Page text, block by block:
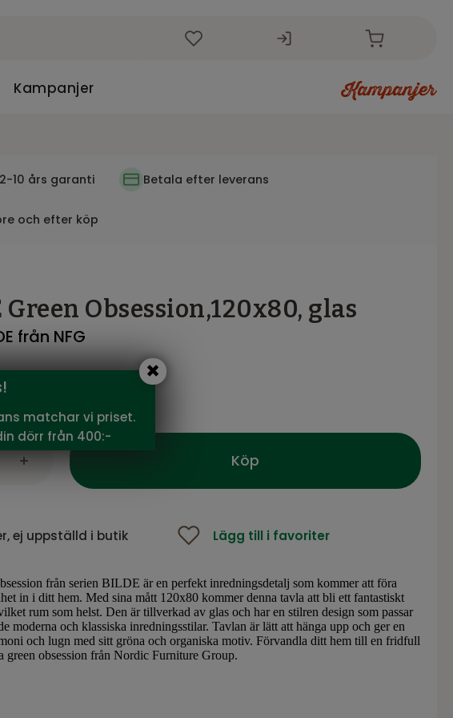
Kampanjer
2-10 års garanti Betala efter leverans
och efter köp
Green Obsession,120x80, glas
från NFG
Köp
ej uppställd i butik Lägg till i favoriter
från serien BILDE är en perfekt inredningsdetalj som kommer att föra
in i ditt hem. Med sina mått 120x80 kommer denna tavla att bli ett fantastiskt
rum som helst. Den är tillverkad av glas och har en stilren design som passar
moderna och klassiska inredningsstilar. Tavlan är lätt att hänga upp och ger en
och lugn med sitt gröna och organiska motiv. Förvandla ditt hem till en fridfull
green obsession från Nordic Furniture Group.
matchar vi priset.
dörr från 400:-